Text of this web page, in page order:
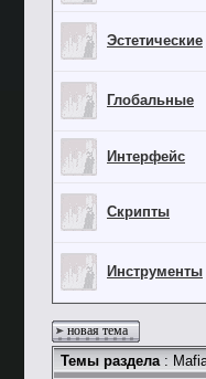
Эстетические
Глобальные
Интерфейс
Скрипты
Инструменты
новая тема
Темы раздела: